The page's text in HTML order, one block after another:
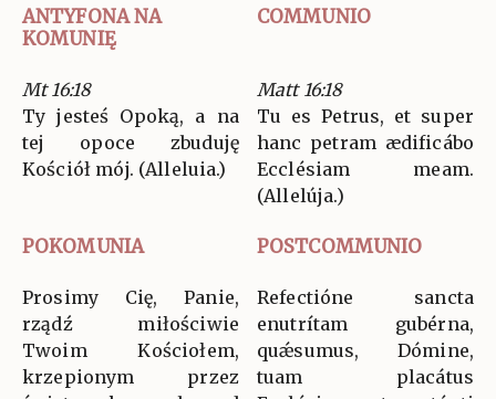
ANTYFONA NA
KOMUNIĘ
COMMUNIO
Mt 16:18
Ty jesteś Opoką, a na
tej opoce zbuduję
Kościół mój. (Alleluia.)
Matt 16:18
Tu es Petrus, et super
hanc petram ædificábo
Ecclésiam meam.
(Allelúja.)
POKOMUNIA POSTCOMMUNIO
Prosimy Cię, Panie,
rządź miłościwie
Twoim Kościołem,
krzepionym przez
Refectióne sancta
enutrítam gubérna,
quǽsumus, Dómine,
tuam placátus